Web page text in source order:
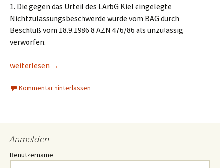
1. Die gegen das Urteil des LArbG Kiel eingelegte
Nichtzulassungsbeschwerde wurde vom BAG durch
Beschluß vom 18.9.1986 8 AZN 476/86 als unzulässig
verworfen.
Haftung bei gefahrgeneigter Arbeit im Falle grober
weiterlesen →
Kommentar hinterlassen
Anmelden
Benutzername